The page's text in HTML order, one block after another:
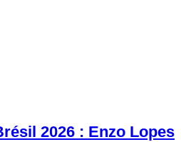
2026 : Enzo Lopes